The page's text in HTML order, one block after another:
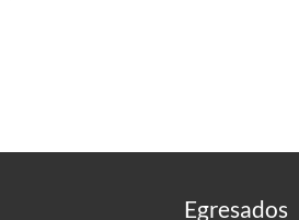
Egresados